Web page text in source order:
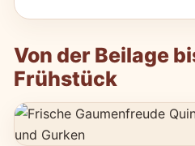
Von der Beilage
Frühstück